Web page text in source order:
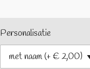
Personalisatie